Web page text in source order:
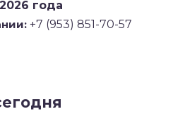
года
+7 (953) 851-70-57